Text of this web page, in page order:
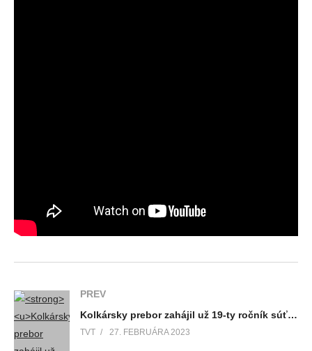
PREV
Kolkársky prebor zahájil už 19-ty ročník súťaže pre malých i veľkých. Martinská celoročná olympiáda opäť preverí rekreačných športovcov v piatich disciplínach
TVT 27. FEBRUÁRA 2023